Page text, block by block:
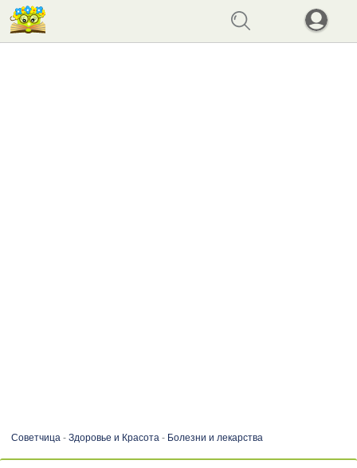
Советчица- Здоровье и Красота- Болезни и лекарства